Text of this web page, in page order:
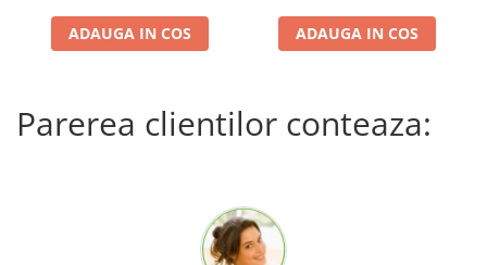
ADAUGA IN COS ADAUGA IN COS
Parerea clientilor conteaza: